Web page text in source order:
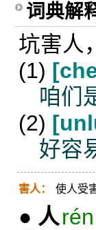
词典解
坑害人
(1)
咱们
(2)
好容
害人： 使人受
● 人